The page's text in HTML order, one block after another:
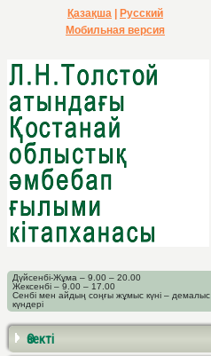
Қазақша
Русский
Мобильная версия
Дүйсенбі-Жұма – 9.00 – 20.00
Жексенбі – 9.00 – 17.00
Сенбі мен айдың соңғы жұмыс күні – демалыс
күндері
Өзекті